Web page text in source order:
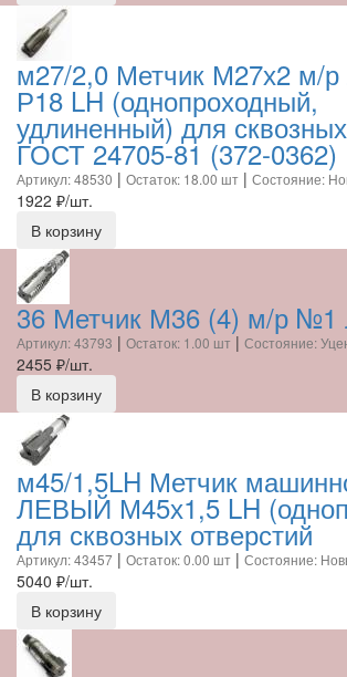
м27/2,0 Метчик М27х2 м/
Р18 LH (однопроходный,
удлиненный) для
ГОСТ 24705-81 (372-0362)
Артикул: 48530 | Остаток: 18.00 шт | Состояние:
1922 ₽/шт.
В корзину
36 Метчик М36 (4) м/р №1
Артикул: 43793 | Остаток: 1.00 шт | Состояние:
2455 ₽/шт.
В корзину
м45/1,5LH Метчик
ЛЕВЫЙ М45х1,5 LH
для сквозных отверстий
Артикул: 43457 | Остаток: 0.00 шт | Состояние:
5040 ₽/шт.
В корзину